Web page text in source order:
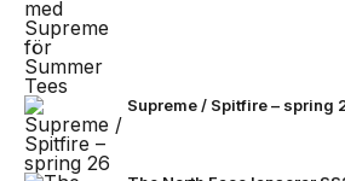
Supreme / Spitfire – spring